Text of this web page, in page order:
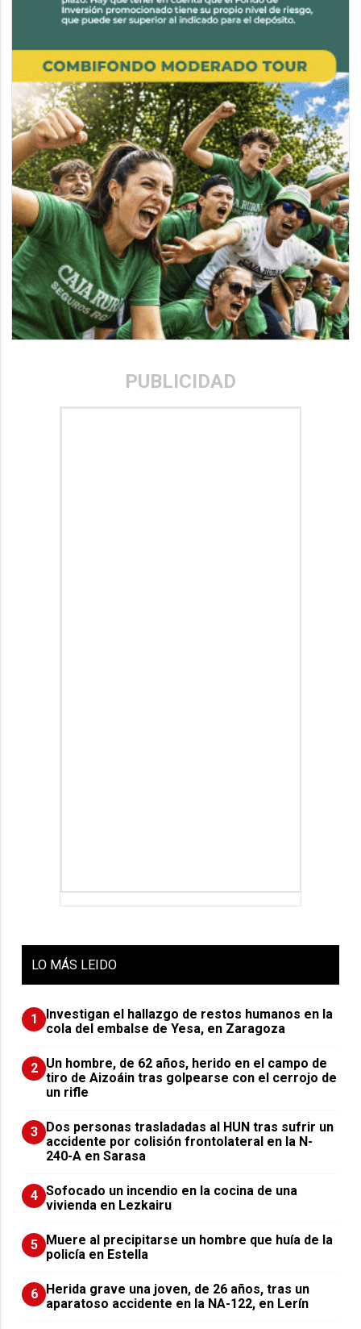
PUBLICIDAD
LO MÁS LEIDO
1
Investigan el hallazgo de restos humanos en la
cola del embalse de Yesa, en Zaragoza
2 Un hombre, de 62 años, herido en el campo de
tiro de Aizoáin tras golpearse con el cerrojo de
un rifle
3 ​Dos personas trasladadas al HUN tras sufrir un
accidente por colisión frontolateral en la N-
240-A en Sarasa
4 Sofocado un incendio en la cocina de una
vivienda en Lezkairu
5 Muere al precipitarse un hombre que huía de la
policía en Estella
6 Herida grave una joven, de 26 años, tras un
aparatoso accidente en la NA-122, en Lerín